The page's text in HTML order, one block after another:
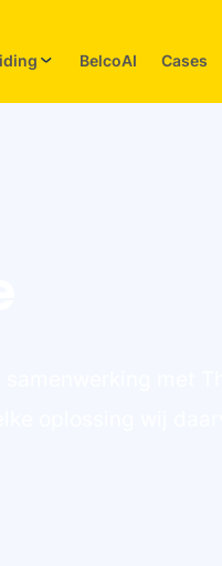
BelcoAI Cases